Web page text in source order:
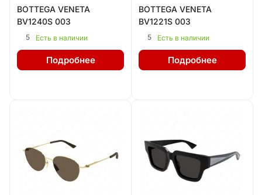
BOTTEGA VENETA
BV1240S 003
5 Есть в наличии
Подробнее
BOTTEGA VENETA
BV1221S 003
5 Есть в наличии
Подробнее